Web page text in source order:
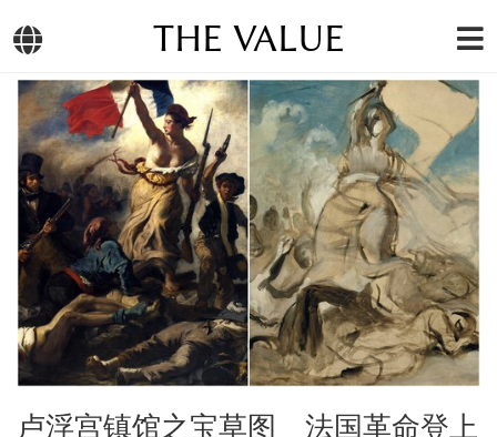
THE VALUE
卢浮宫镇馆之宝草图 法国革命登上